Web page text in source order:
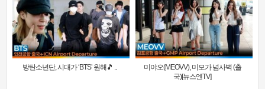
방탄소년단, 시대가 ‘BTS’ 원해🎵 ..
미야오(MEOVV), 미모가 넘사벽 (출
국)[뉴스엔TV]